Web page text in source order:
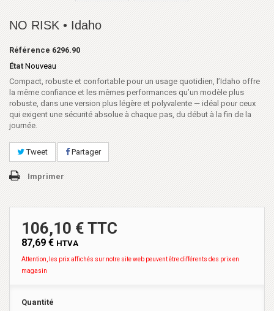
NO RISK • Idaho
Référence 6296.90
État Nouveau
Compact, robuste et confortable pour un usage quotidien, l’Idaho offre
la même confiance et les mêmes performances qu’un modèle plus
robuste, dans une version plus légère et polyvalente — idéal pour ceux
qui exigent une sécurité absolue à chaque pas, du début à la fin de la
journée.
Tweet Partager
Imprimer
106,10 € TTC
87,69 € HTVA
Attention, les prix affichés sur notre site web peuvent être différents des prix en
magasin
Quantité